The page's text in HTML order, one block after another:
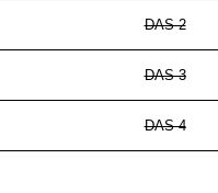
DAS-2
DAS-3
DAS-4